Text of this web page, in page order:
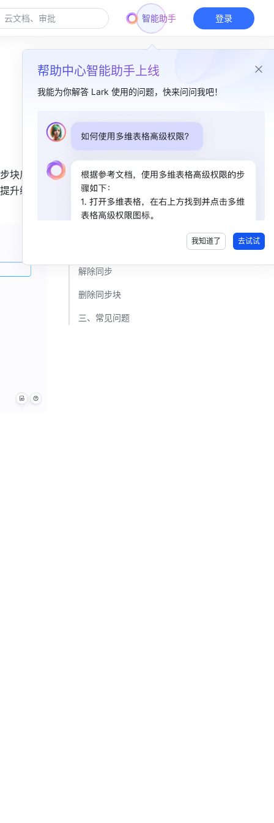
智能助手
帮助中心智能助手上线
我能为你解答 Lark 使用的问题，快来问问我吧！
我知道了 去试试
登录
块后，
升编辑
本篇目录
二、操作流程​
插入同步块​
解除同步​
删除同步块​
三、常见问题​